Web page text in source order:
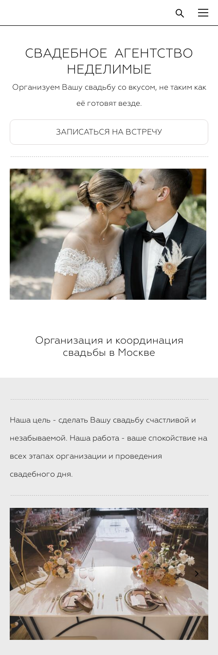
CВАДЕБНОЕ АГЕНТСТВО
НЕДЕЛИМЫЕ
Организуем Вашу свадьбу со вкусом, не таким как
её готовят везде.
ЗАПИСАТЬСЯ НА ВСТРЕЧУ
Организация и координация
свадьбы в Москве
Наша цель - сделать Вашу свадьбу счастливой и
незабываемой. Наша работа - ваше спокойствие на
всех этапах организации и проведения
свадебного дня.